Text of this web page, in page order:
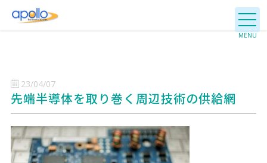
23/04/07
先端半導体を取り巻く周辺技術の供給網